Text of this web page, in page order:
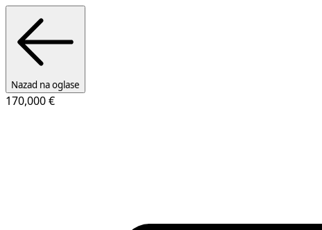
Nazad na oglase
170,000 €